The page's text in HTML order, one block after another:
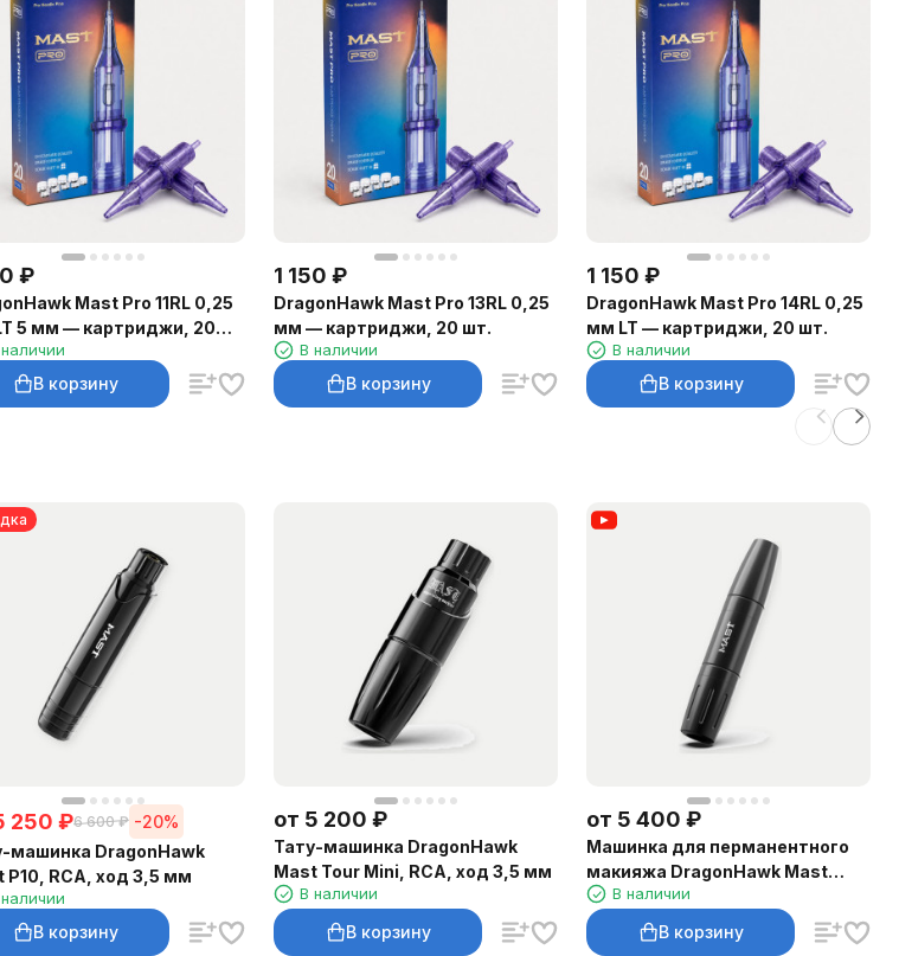
₽
Mast Pro 11RL 0,25
5 мм — картриджи, 20
В корзину
1 150 ₽
DragonHawk Mast Pro 13RL 0,25
мм — картриджи, 20 шт.
В наличии
В корзину
1 150 ₽
DragonHawk Mast Pro 14RL 0,25
мм LT — картриджи, 20 шт.
В наличии
В корзину
250 ₽6 600 ₽ -20%
машинка DragonHawk
P10, RCA, ход 3,5 мм
В корзину
от 5 200 ₽
Тату-машинка DragonHawk
Mast Tour Mini, RCA, ход 3,5 мм
В наличии
В корзину
от 5 400 ₽
Машинка для перманентного
макияжа DragonHawk Mast
Magi Pen, RCA, ход 2–3 мм
В наличии
В корзину